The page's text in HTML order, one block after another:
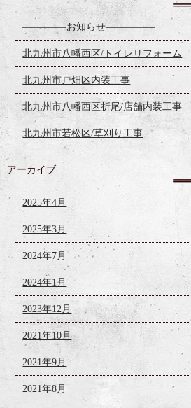
————–お知らせ—————
北九州市八幡西区/トイレリフォーム
北九州市戸畑区内装工事
北九州市八幡西区折尾/店舗内装工事
北九州市若松区/草刈り工事
アーカイブ
2025年4月
2025年3月
2024年7月
2024年1月
2023年12月
2021年10月
2021年9月
2021年8月